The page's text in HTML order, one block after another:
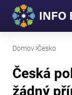
Domov Česko
Česká
žádný